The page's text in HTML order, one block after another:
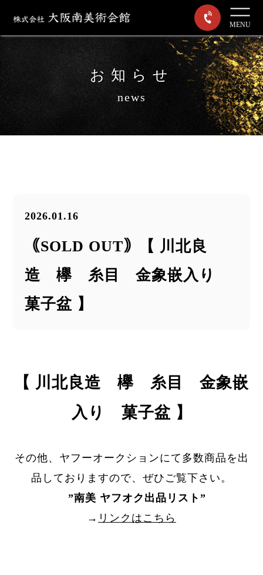
MENU
お知らせ
news
2026.01.16
｟SOLD OUT｠【 川北良
造 欅 糸目 金象嵌入り
菓子盆 】
【 川北良造 欅 糸目 金象嵌
入り 菓子盆 】
その他、ヤフーオークションにて多数商品を出
品しておりますので、ぜひご覧下さい。
”南美 ヤフオク出品リスト ”
→ リンクはこちら